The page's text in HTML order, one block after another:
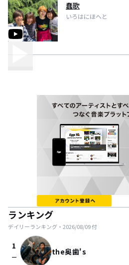
蠢歌
いろはにほへと
ランキング
デイリーランキング・ 2026/08/09付
1
check_indeterminate_small the奥歯's